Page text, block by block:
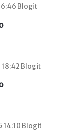
Blogit
18:42 Blogit
14:10 Blogit